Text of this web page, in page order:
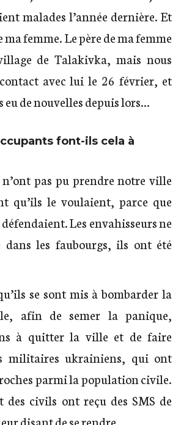
malades l’année dernière. Et
femme. Le père de ma femme
de Talakivka, mais nous
avec lui le 26 février, et
eu de nouvelles depuis lors…
font-ils cela à
pas pu prendre notre ville
qu’ils le voulaient, parce que
Les envahisseurs ne
dans les faubourgs, ils ont été
se sont mis à bombarder la
afin de semer la panique,
à quitter la ville et de faire
militaires ukrainiens, qui ont
parmi la population civile.
des civils ont reçu des SMS de
disant de se rendre.